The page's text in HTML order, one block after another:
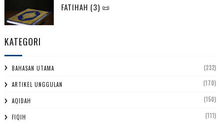
FATIHAH (3) 📜
KATEGORI
BAHASAN UTAMA (232)
ARTIKEL UNGGULAN (170)
AQIDAH (150)
FIQIH (111)